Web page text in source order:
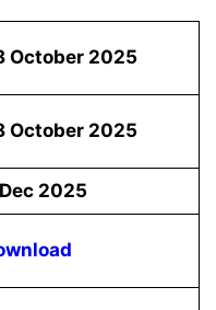
October 2025
October 2025
2025